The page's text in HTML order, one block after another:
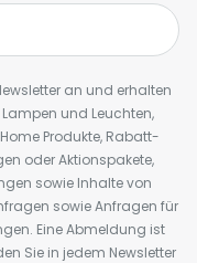
an und erhalten
und Leuchten,
Produkte, Rabatt-
oder Aktionspakete,
sowie Inhalte von
sowie Anfragen für
Eine Abmeldung ist
Sie in jedem Newsletter